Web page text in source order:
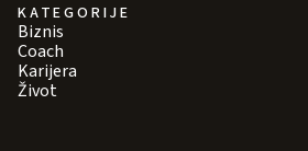
KATEGORIJE
Biznis
Coach
Karijera
Život